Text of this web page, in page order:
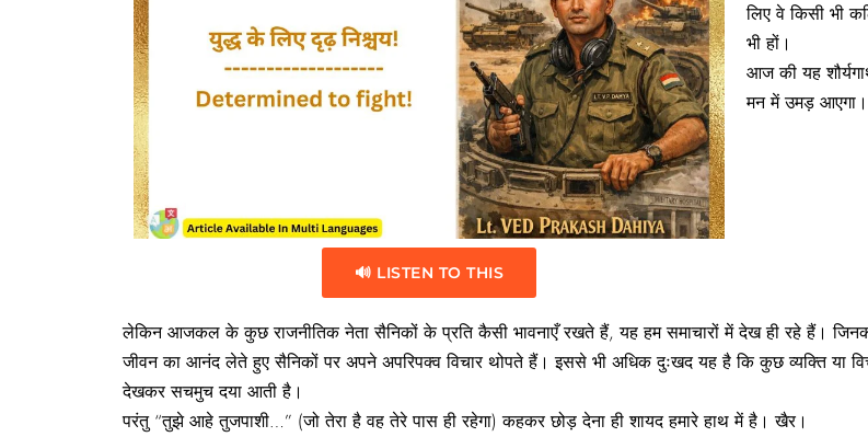
🔊 LISTEN TO THIS
लिए वे किसी भी
भी हों।
आज की यह
मन में उमड़ आएगा।
लेकिन आजकल के कुछ राजनीतिक नेता सैनिकों के प्रति कैसी भावनाएँ रखते हैं, यह हम समाचारों में देख ही रहे हैं।
जीवन का आनंद लेते हुए सैनिकों पर अपने अपरिपक्व विचार थोपते हैं। इससे भी अधिक दुःखद यह है कि कुछ व्यक्ति या
देखकर सचमुच दया आती है।
परंतु “तुझे आहे तुजपाशी…” (जो तेरा है वह तेरे पास ही रहेगा) कहकर छोड़ देना ही शायद हमारे हाथ में है। खैर।